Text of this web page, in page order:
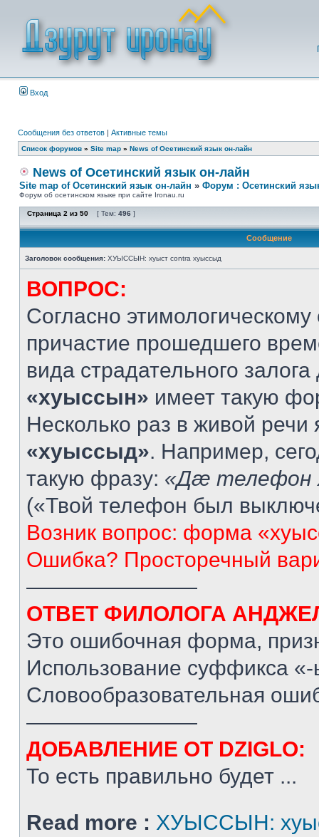
Вход
Сообщения без ответов | Активные темы
Список форумов » Site map » News of Осетинский язык он-лайн
News of Осетинский язык он-лайн
Site map of Осетинский язык он-лайн » Форум : Осетинский
Форум об осетинском языке при сайте Ironau.ru
Страница 2 из 50 [ Тем: 496 ]
Сообщение
Заголовок сообщения: ХУЫССЫН: хуыст contra хуыссыд
ВОПРОС:
Согласно
причастие прошедшего
вида страдательного залога
«хуыссын» имеет такую
Несколько раз в живой
«хуыссыд». Например,
такую фразу: «Дæ телефон
(«Твой телефон был
Возник вопрос: форма
Ошибка? Просторечный
————————
ОТВЕТ ФИЛОЛОГА
Это ошибочная форма,
Использование суффикса
Словообразовательная
————————
ДОБАВЛЕНИЕ ОТ DZIGLO:
То есть правильно будет ...
Read more : ХУЫССЫН: